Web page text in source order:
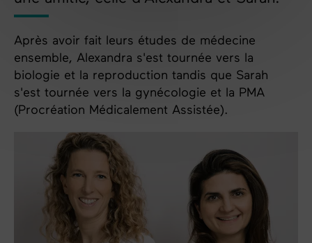
Après avoir fait leurs études de médecine
ensemble, Alexandra s'est tournée vers la
biologie et la reproduction tandis que Sarah
s'est tournée vers la gynécologie et la PMA
(Procréation Médicalement Assistée).